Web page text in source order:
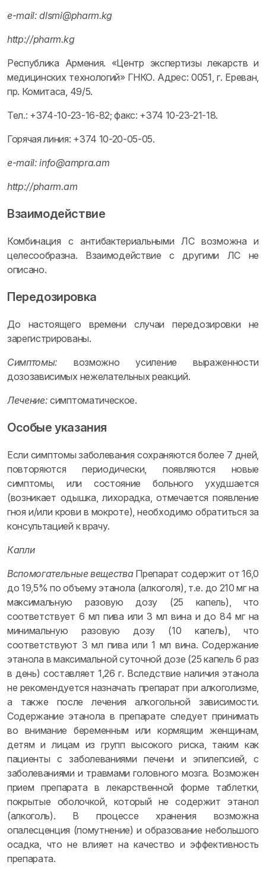
e-mail: dlsmi@pharm.kg
http://pharm.kg
Республика Армения. «Центр экспертизы лекарств и
медицинских технологий» ГНКО. Адрес: 0051, г. Ереван,
пр. Комитаса, 49/5.
Тел.: +374-10-23-16-82; факс: +374 10-23-21-18.
Горячая линия: +374 10-20-05-05.
e-mail: info@ampra.am
http://pharm.am
Взаимодействие
Комбинация с антибактериальными ЛС возможна и
целесообразна. Взаимодействие с другими ЛС не
описано.
Передозировка
До настоящего времени случаи передозировки не
зарегистрированы.
Симптомы: возможно усиление выраженности
дозозависимых нежелательных реакций.
Лечение: симптоматическое.
Особые указания
Если симптомы заболевания сохраняются более 7 дней,
повторяются периодически, появляются новые
симптомы, или состояние больного ухудшается
(возникает одышка, лихорадка, отмечается появление
гноя и/или крови в мокроте), необходимо обратиться за
консультацией к врачу.
Капли
Вспомогательные веществаПрепарат содержит от 16,0
до 19,5% по объему этанола (алкоголя), т.е. до 210 мг на
максимальную разовую дозу (25 капель), что
соответствует 6 мл пива или 3 мл вина и до 84 мг на
минимальную разовую дозу (10 капель), что
соответствуют 3 мл пива или 1 мл вина. Содержание
этанола в максимальной суточной дозе (25 капель 6 раз
в день) составляет 1,26 г. Вследствие наличия этанола
не рекомендуется назначать препарат при алкоголизме,
а также после лечения алкогольной зависимости.
Содержание этанола в препарате следует принимать
во внимание беременным или кормящим женщинам,
детям и лицам из групп высокого риска, таким как
пациенты с заболеваниями печени и эпилепсией, с
заболеваниями и травмами головного мозга. Возможен
прием препарата в лекарственной форме таблетки,
покрытые оболочкой, который не содержит этанол
(алкоголь). В процессе хранения возможна
опалесценция (помутнение) и образование небольшого
осадка, что не влияет на качество и эффективность
препарата.